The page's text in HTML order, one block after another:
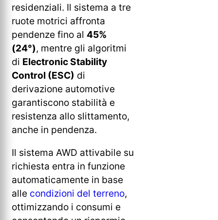
residenziali. Il sistema a tre
ruote motrici affronta
pendenze fino al 45%
(24°), mentre gli algoritmi
di Electronic Stability
Control (ESC) di
derivazione automotive
garantiscono stabilità e
resistenza allo slittamento,
anche in pendenza.
Il sistema AWD attivabile su
richiesta entra in funzione
automaticamente in base
alle condizioni del terreno,
ottimizzando i consumi e